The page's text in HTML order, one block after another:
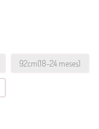
92cm(18-24 meses)